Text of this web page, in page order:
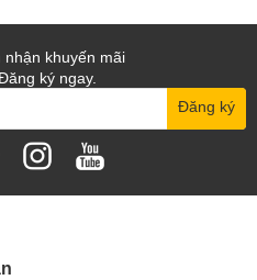
nghiệm và lựa chọn sản phẩm phù
nhận khuyến mãi
ký ngay.
Đăng ký